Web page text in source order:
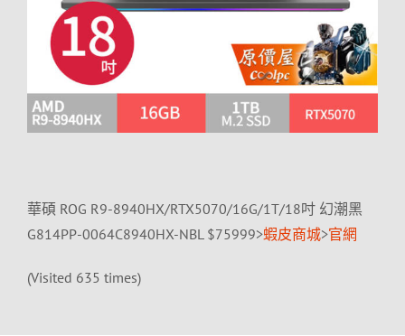
華碩 ROG R9-8940HX/RTX5070/16G/1T/18吋 幻潮黑
G814PP-0064C8940HX-NBL $75999>蝦皮商城>官網
(Visited 635 times)